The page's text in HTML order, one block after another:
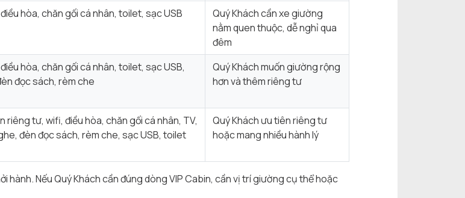
hòa, chăn gối cá nhân, toilet, sạc USB
Quý Khách cần xe giường
nằm quen thuộc, dễ nghỉ qua
đêm
hòa, chăn gối cá nhân, toilet, sạc USB,
đọc sách, rèm che
Quý Khách muốn giường rộng
hơn và thêm riêng tư
riêng tư, wifi, điều hòa, chăn gối cá nhân, TV,
đèn đọc sách, rèm che, sạc USB, toilet
Quý Khách ưu tiên riêng tư
hoặc mang nhiều hành lý
Nếu Quý Khách cần đúng dòng VIP Cabin, cần vị trí giường cụ thể hoặc